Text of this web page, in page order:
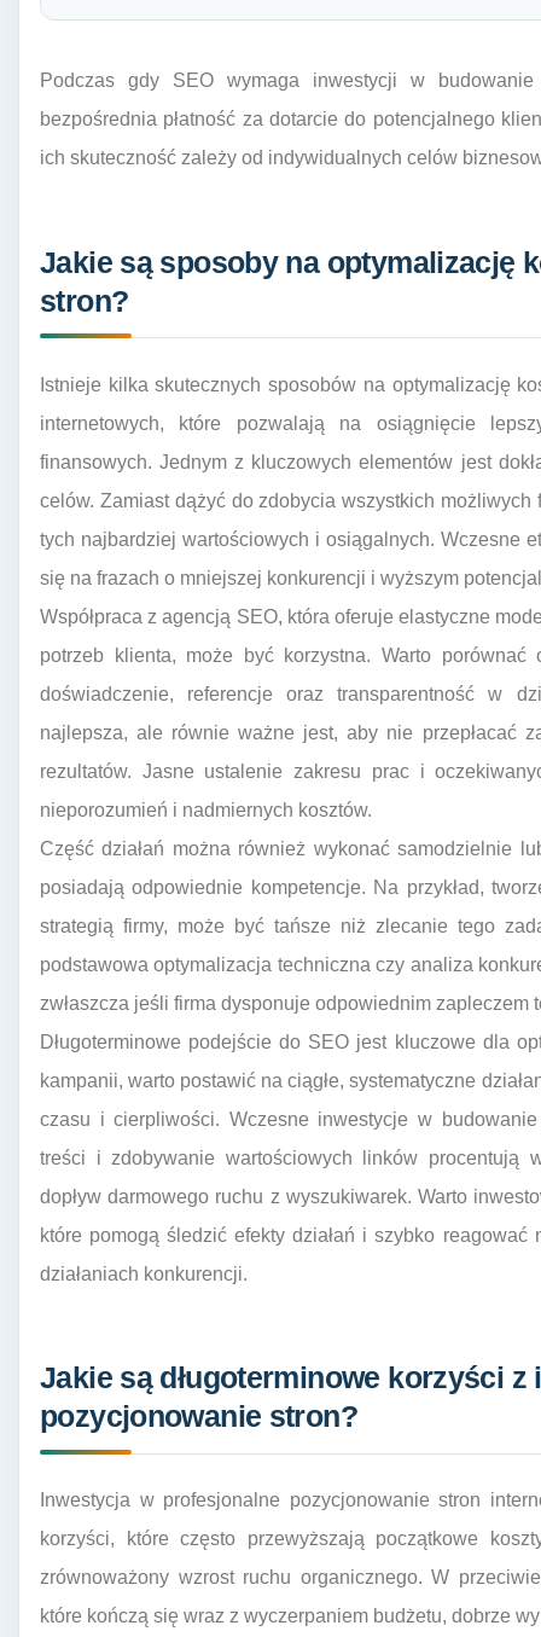
Podczas gdy SEO wymaga inwestycji w
bezpośrednia płatność za dotarcie do potencjalnego
ich skuteczność zależy od indywidualnych celów
Jakie są sposoby na optymalizację
stron?
Istnieje kilka skutecznych sposobów na optymalizację
internetowych, które pozwalają na osiągnięcie
finansowych. Jednym z kluczowych elementów jest
celów. Zamiast dążyć do zdobycia wszystkich
tych najbardziej wartościowych i osiągalnych. Wczesne
się na frazach o mniejszej konkurencji i wyższym
Współpraca z agencją SEO, która oferuje elastyczne
potrzeb klienta, może być korzystna. Warto
doświadczenie, referencje oraz transparentność w
najlepsza, ale równie ważne jest, aby nie przepłacać
rezultatów. Jasne ustalenie zakresu prac i
nieporozumień i nadmiernych kosztów.
Część działań można również wykonać samodzielnie
posiadają odpowiednie kompetencje. Na przykład,
strategią firmy, może być tańsze niż zlecanie tego
podstawowa optymalizacja techniczna czy analiza
zwłaszcza jeśli firma dysponuje odpowiednim zapleczem
Długoterminowe podejście do SEO jest kluczowe dla
kampanii, warto postawić na ciągłe, systematyczne
czasu i cierpliwości. Wczesne inwestycje w
treści i zdobywanie wartościowych linków procentują
dopływ darmowego ruchu z wyszukiwarek. Warto
które pomogą śledzić efekty działań i szybko
działaniach konkurencji.
Jakie są długoterminowe korzyści z
pozycjonowanie stron?
Inwestycja w profesjonalne pozycjonowanie stron
korzyści, które często przewyższają początkowe
zrównoważony wzrost ruchu organicznego. W
które kończą się wraz z wyczerpaniem budżetu, dobrze